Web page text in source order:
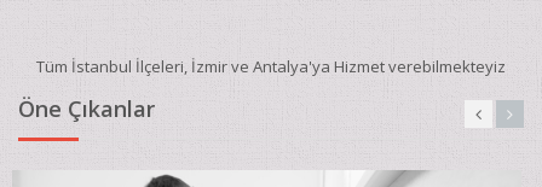
Tüm İstanbul İlçeleri, İzmir ve Antalya'ya Hizmet verebilmekteyiz
Öne Çıkanlar